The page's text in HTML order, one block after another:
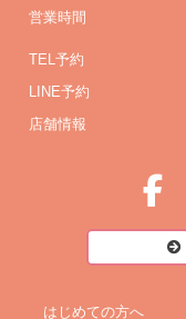
営業時間
TEL予約
LINE予約
店舗情報
はじめての方へ